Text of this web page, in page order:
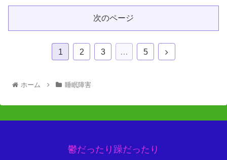
次のページ
1 2 3 … 5
ホーム 睡眠障害
鬱だったり躁だったり